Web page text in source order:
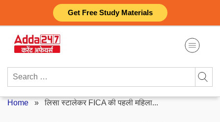
Get Free Study Materials
content
Search
Home »लिसा स्टालेकर FICA की पहली महिला...